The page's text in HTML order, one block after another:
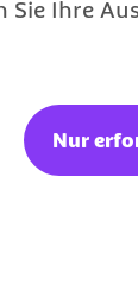
Sie Ihre
Nur